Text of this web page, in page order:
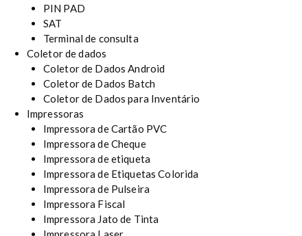
PIN PAD
SAT
Terminal de consulta
Coletor de dados
Coletor de Dados Android
Coletor de Dados Batch
Coletor de Dados para Inventário
Impressoras
Impressora de Cartão PVC
Impressora de Cheque
Impressora de etiqueta
Impressora de Etiquetas Colorida
Impressora de Pulseira
Impressora Fiscal
Impressora Jato de Tinta